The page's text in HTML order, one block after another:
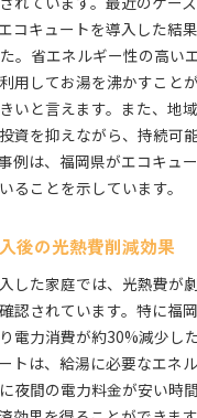
コキュートを導入した結
。省エネルギー性の高い
用してお湯を沸かすこと
いと言えます。また、地
資を抑えながら、持続可
例は、福岡県がエコキュ
ることを示しています。
後の光熱費削減効果
した家庭では、光熱費が
認されています。特に福
電力消費が約30%減少し
トは、給湯に必要なエネ
夜間の電力料金が安い時